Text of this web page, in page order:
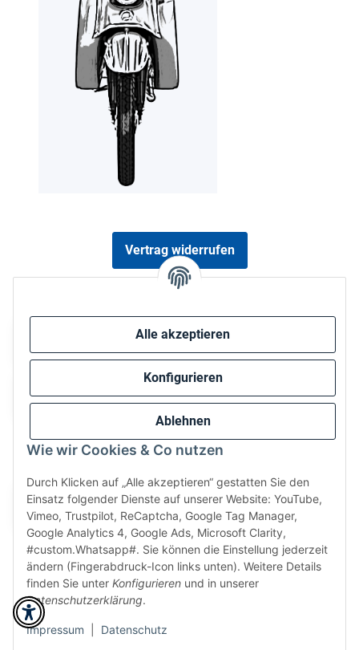
Alle akzeptieren
Konfigurieren
Ablehnen
Wie wir Cookies & Co nutzen
Durch Klicken auf „Alle akzeptieren“ gestatten Sie den
Einsatz folgender Dienste auf unserer Website: YouTube,
Vimeo, Trustpilot, ReCaptcha, Google Tag Manager,
Google Analytics 4, Google Ads, Microsoft Clarity,
#custom.Whatsapp#. Sie können die Einstellung jederzeit
ändern (Fingerabdruck-Icon links unten). Weitere Details
finden Sie unter Konfigurieren und in unserer
Datenschutzerklärung.
Impressum Datenschutz
Vertrag widerrufen
Wir versenden via:
* Alle Preise inkl. gesetzlicher USt., zzgl.